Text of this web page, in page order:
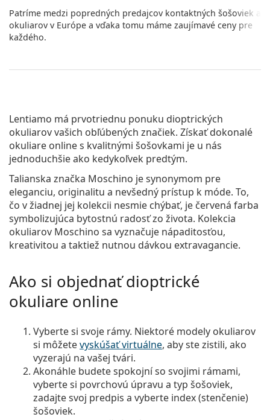
Patríme medzi popredných predajcov kontaktných šošoviek a
okuliarov v Európe a vďaka tomu máme zaujímavé ceny pre
každého.
Lentiamo má prvotriednu ponuku dioptrických
okuliarov vašich obľúbených značiek. Získať dokonalé
okuliare online s kvalitnými šošovkami je u nás
jednoduchšie ako kedykoľvek predtým.
Talianska značka Moschino je synonymom pre
eleganciu, originalitu a nevšedný prístup k móde. To,
čo v žiadnej jej kolekcii nesmie chýbať, je červená farba
symbolizujúca bytostnú radosť zo života. Kolekcia
okuliarov Moschino sa vyznačuje nápaditosťou,
kreativitou a taktiež nutnou dávkou extravagancie.
Ako si objednať dioptrické
okuliare online
Vyberte si svoje rámy. Niektoré modely okuliarov
si môžetevyskúšať virtuálne, aby ste zistili, ako
vyzerajú na vašej tvári.
Akonáhle budete spokojní so svojimi rámami,
vyberte si povrchovú úpravu a typ šošoviek,
zadajte svoj predpis a vyberte index (stenčenie)
šošoviek.